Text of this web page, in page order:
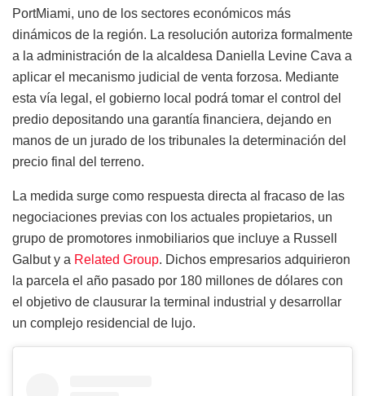
PortMiami, uno de los sectores económicos más
dinámicos de la región. La resolución autoriza formalmente
a la administración de la alcaldesa Daniella Levine Cava a
aplicar el mecanismo judicial de venta forzosa. Mediante
esta vía legal, el gobierno local podrá tomar el control del
predio depositando una garantía financiera, dejando en
manos de un jurado de los tribunales la determinación del
precio final del terreno.
La medida surge como respuesta directa al fracaso de las
negociaciones previas con los actuales propietarios, un
grupo de promotores inmobiliarios que incluye a Russell
Galbut y a Related Group. Dichos empresarios adquirieron
la parcela el año pasado por 180 millones de dólares con
el objetivo de clausurar la terminal industrial y desarrollar
un complejo residencial de lujo.